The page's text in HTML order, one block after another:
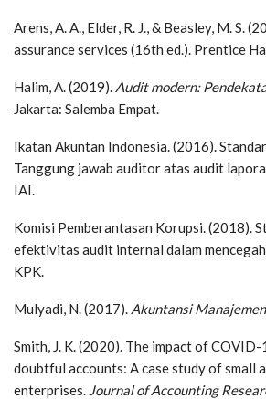
Arens, A. A., Elder, R. J., & Beasley, M. S.
assurance services (16th ed.). Prentice
Halim, A. (2019). Audit modern:
Jakarta: Salemba Empat.
Ikatan Akuntan Indonesia. (2016).
Tanggung jawab auditor atas audit
IAI.
Komisi Pemberantasan Korupsi. (2018).
efektivitas audit internal dalam
KPK.
Mulyadi, N. (2017). Akuntansi Manajemen
Smith, J. K. (2020). The impact of
doubtful accounts: A case study of small
enterprises. Journal of Accounting